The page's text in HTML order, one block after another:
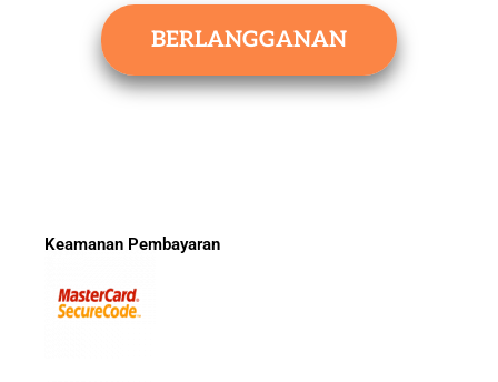
BERLANGGANAN
Keamanan Pembayaran